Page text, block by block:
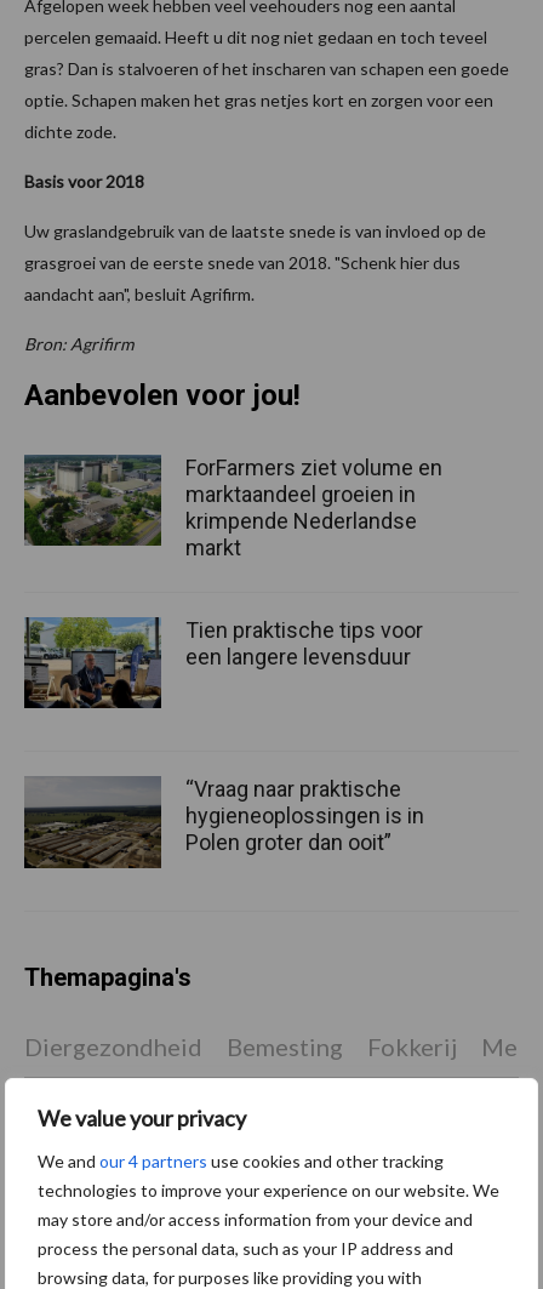
We value your privacy
We and our 4 partners use cookies and other tracking
technologies to improve your experience on our website. We
may store and/or access information from your device and
process the personal data, such as your IP address and
browsing data, for purposes like providing you with
Afgelopen week hebben veel veehouders nog een aantal
percelen gemaaid. Heeft u dit nog niet gedaan en toch teveel
gras? Dan is stalvoeren of het inscharen van schapen een goede
optie. Schapen maken het gras netjes kort en zorgen voor een
dichte zode.
Basis voor 2018
Uw graslandgebruik van de laatste snede is van invloed op de
grasgroei van de eerste snede van 2018. "Schenk hier dus
aandacht aan", besluit Agrifirm.
Bron: Agrifirm
Aanbevolen voor jou!
ForFarmers ziet volume en
marktaandeel groeien in
krimpende Nederlandse
markt
Tien praktische tips voor
een langere levensduur
“Vraag naar praktische
hygieneoplossingen is in
Polen groter dan ooit”
Themapagina's
Diergezondheid Bemesting Fokkerij
Beregening Bijproducten